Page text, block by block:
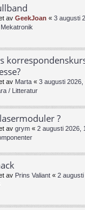
av GeekJoan « 3 augusti
av Marta « 3 augusti 2026,
/ Litteratur
?
av grym « 2 augusti 2026,
av Prins Valiant « 2